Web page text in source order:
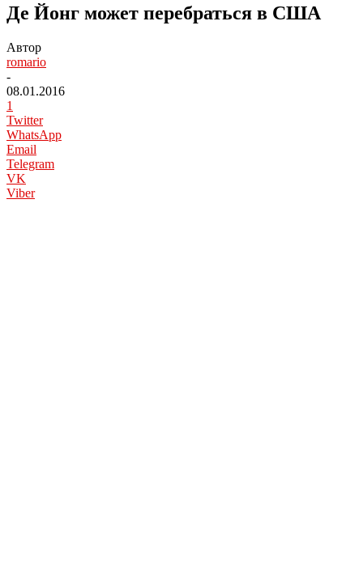
Де Йонг может перебраться в США
Автор
romario
-
08.01.2016
1
Twitter
WhatsApp
Email
Telegram
VK
Viber